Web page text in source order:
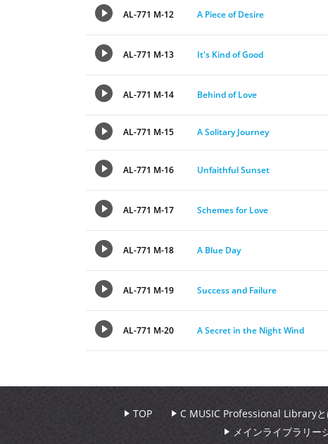
AL-771 M-12 A Piece of Desire
AL-771 M-13 It's Kind of Good
AL-771 M-14 Behind of Love
AL-771 M-15 A Solitary Journey
AL-771 M-16 Unfaithful Sunset
AL-771 M-17 Schemes for Love
AL-771 M-18 A Blue Day
AL-771 M-19 Success and Failure
AL-771 M-20 A Secret in the Night Wind
TOP C MUSIC Professional Libraryと
メインライブラリー